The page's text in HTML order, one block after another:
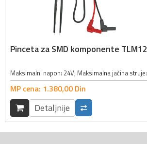
Pinceta za SMD komponente TLM12
MP cena: 1.380,00 Din
Detaljnije